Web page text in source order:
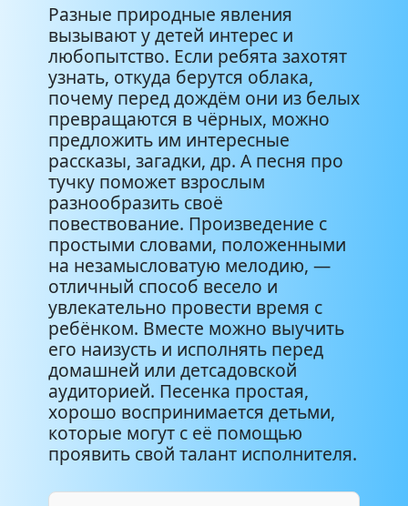
Разные природные явления
вызывают у детей интерес и
любопытство. Если ребята захотят
узнать, откуда берутся облака,
почему перед дождём они из белых
превращаются в чёрных, можно
предложить им интересные
рассказы, загадки, др. А песня про
тучку поможет взрослым
разнообразить своё
повествование. Произведение с
простыми словами, положенными
на незамысловатую мелодию, —
отличный способ весело и
увлекательно провести время с
ребёнком. Вместе можно выучить
его наизусть и исполнять перед
домашней или детсадовской
аудиторией. Песенка простая,
хорошо воспринимается детьми,
которые могут с её помощью
проявить свой талант исполнителя.